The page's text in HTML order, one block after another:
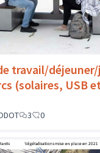
travail/
(solaires, USB et
3 0